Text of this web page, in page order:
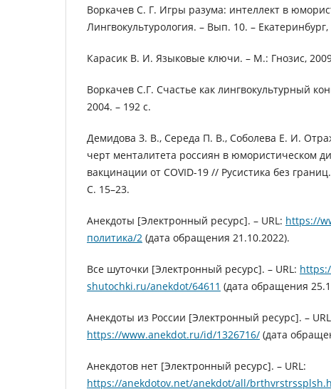
Воркачев С. Г. Игры разума: интеллект в
Лингвокультурология. – Вып. 10. –
Карасик В. И. Языковые ключи. – М.: Гнозис,
Воркачев С.Г. Счастье как лингвокультурный
2004. – 192 с.
Демидова З. В., Середа П. В., Соболева Е. И.
черт менталитета россиян в юмористическом
вакцинации от COVID-19 // Русистика без
С. 15–23.
Анекдоты [Электронный ресурс]. – URL: https://
политика/2 (дата обращения 21.10.2022).
Все шуточки [Электронный ресурс]. – URL:
shutochki.ru/anekdot/64611 (дата обращения
Анекдоты из России [Электронный ресурс]. –
https://www.anekdot.ru/id/1326716/ (дата
Анекдотов нет [Электронный ресурс]. – URL:
https://anekdotov.net/anekdot/all/